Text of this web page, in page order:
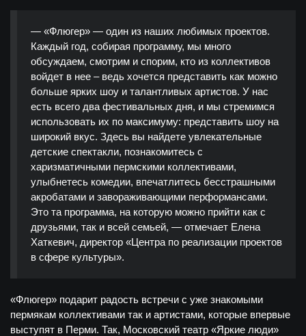
— «Флюгер» — один из наших любимых проектов.
Каждый год, собирая программу, мы много
обсуждаем, смотрим и спорим, кто из коллективов
войдет в нее – ведь хочется представить как можно
больше ярких шоу и талантливых артистов. У нас
есть всего два фестивальных дня, и мы стремимся
использовать их по максимуму: представить шоу на
широкий вкус. Здесь вы найдете увлекательные
детские спектакли, познакомитесь с
харизматичными пермскими коллективами,
улыбнетесь комедии, впечатлитесь бесстрашными
акробатами и завораживающими перформансами.
Это та программа, на которую можно прийти как с
друзьями, так и всей семьей, — отмечает Елена
Хаткевич, директор «Центра по реализации проектов
в сфере культуры».
«Флюгер» подарит радость встречи с уже знакомыми
пермякам коллективами так и артистами, которые впервые
выступят в Перми. Так, Московский театр «Яркие люди»